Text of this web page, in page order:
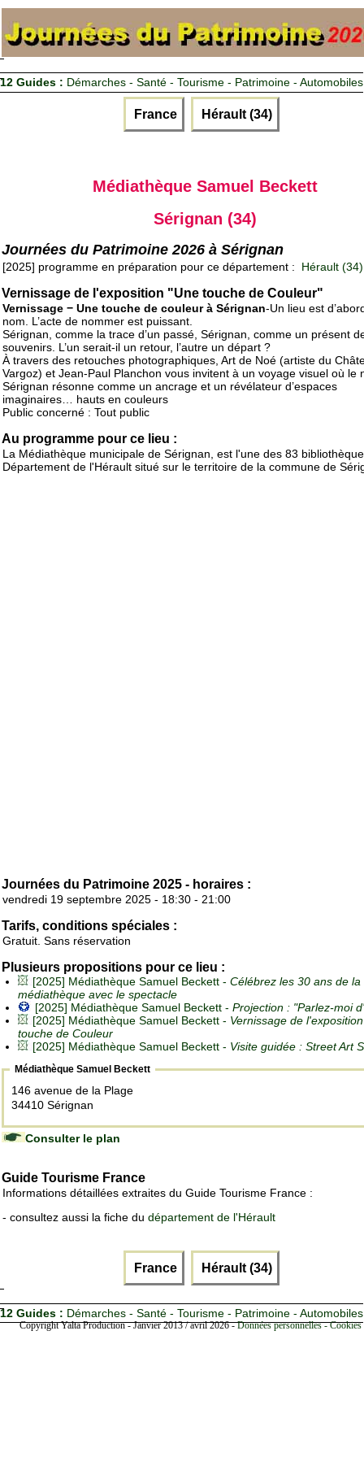
12 Guides : Démarches - Santé - Tourisme - Patrimoine - Automobiles
France Hérault (34)
Médiathèque Samuel Beckett
Sérignan (34)
Journées du Patrimoine 2026 à Sérignan
[2025] programme en préparation pour ce département : Hérault (34)
Vernissage de l'exposition "Une touche de Couleur"
Vernissage − Une touche de couleur à Sérignan-Un lieu est
nom. L’acte de nommer est puissant.
Sérignan, comme la trace d’un passé, Sérignan, comme un présent
souvenirs. L’un serait-il un retour, l’autre un départ ?
À travers des retouches photographiques, Art de Noé (artiste du
Vargoz) et Jean-Paul Planchon vous invitent à un voyage visuel où le
Sérignan résonne comme un ancrage et un révélateur d’espaces
imaginaires… hauts en couleurs
Public concerné : Tout public
Au programme pour ce lieu :
La Médiathèque municipale de Sérignan, est l'une des 83
Département de l'Hérault situé sur le territoire de la commune de
Journées du Patrimoine 2025 - horaires :
vendredi 19 septembre 2025 - 18:30 - 21:00
Tarifs, conditions spéciales :
Gratuit. Sans réservation
Plusieurs propositions pour ce lieu :
[2025] Médiathèque Samuel Beckett - Célébrez les 30 ans de la
médiathèque avec le spectacle
[2025] Médiathèque Samuel Beckett - Projection : "Parlez-moi
[2025] Médiathèque Samuel Beckett - Vernissage de
touche de Couleur
[2025] Médiathèque Samuel Beckett - Visite guidée : Street Art
Médiathèque Samuel Beckett
146 avenue de la Plage
34410 Sérignan
Consulter le plan
Guide Tourisme France
Informations détaillées extraites du Guide Tourisme France :
- consultez aussi la fiche du département de l'Hérault
France Hérault (34)
12 Guides : Démarches - Santé - Tourisme - Patrimoine - Automobiles
Copyright Yalta Production - Janvier 2013 / avril 2026 -Données personnelles -